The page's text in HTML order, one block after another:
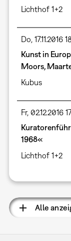
Lichthof 1+2
Do, 17.11.2016
Kunst in
Moors,
Kubus
Fr, 02.12.2016
1968«
Lichthof 1+2
Alle